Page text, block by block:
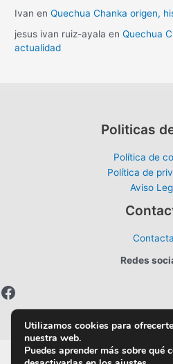
Ivan enQuechua Chanka origen,
jesus ivan ruiz-ayala enQuechua
actualidad
Politicas
Política de
Política de
Aviso
Redes
Facebook
Copyright © 2026 Aprendiendo
Utilizamos cookies para
nuestra web.
Puedes aprender más sobre qué